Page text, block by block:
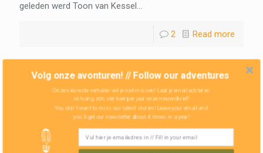
geleden werd Toon van Kessel...
2 Read more
Volg onze avonturen! // Follow our adventures
Onze nieuwste verhalen wil je niet missen! Laat je email achter en
ontvang zo'n vier keer per jaar onze nieuwsbrief!
You don't want to miss our latest stories! Leave your email and
you'll get our newsletter about 4 times in a year!